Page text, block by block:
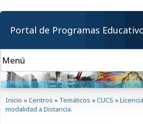
Portal de Programas
Inicio »Centros » Temáticos »CUCS »
modalidad a Distancia.